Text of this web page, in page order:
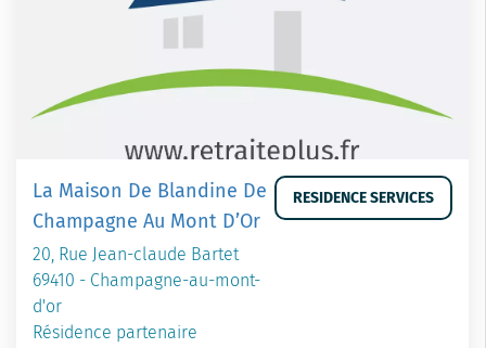
La Maison De Blandine De
Champagne Au Mont D’Or
20, Rue Jean-claude Bartet
69410 - Champagne-au-mont-
d'or
Résidence partenaire
RESIDENCE SERVICES